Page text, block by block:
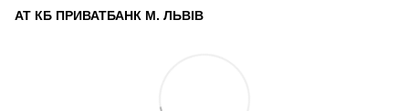
АТ КБ ПРИВАТБАНК М. ЛЬВІВ